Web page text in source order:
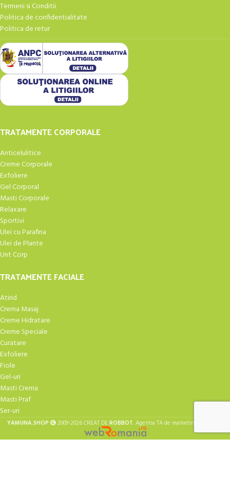
Termeni si Conditii
Politica de confidentialitate
Politica de retur
TRATAMENTE CORPORALE
Anticelulitice
Creme Corporale
Exfoliere
Gel Corporal
Masti Corporale
Relaxare
Sportivi
Ulei cu Parafina
Ulei de Plante
Unt Corp
TRATAMENTE FACIALE
Atirid
Crema Masaj
Creme Hidratare
Creme Speciale
Curatare
Exfoliere
Fiole
Gel-uri
Masti Crema
Masti Praf
Ser-uri
YAMUNA.SHOP 2009-2026 CREAT DEROBBOT. Agentia TA de marketing